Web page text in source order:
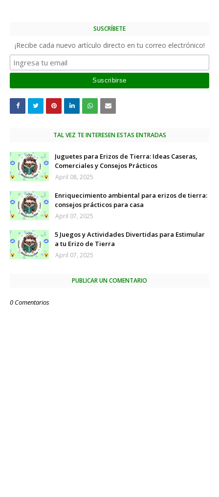
SUSCRÍBETE
¡Recibe cada nuevo artículo directo en tu correo electrónico!
TAL VEZ TE INTERESEN ESTAS ENTRADAS
Juguetes para Erizos de Tierra: Ideas Caseras,
Comerciales y Consejos Prácticos
April 08, 2025
Enriquecimiento ambiental para erizos de tierra:
consejos prácticos para casa
April 07, 2025
5 Juegos y Actividades Divertidas para Estimular
a tu Erizo de Tierra
April 07, 2025
PUBLICAR UN COMENTARIO
0 Comentarios